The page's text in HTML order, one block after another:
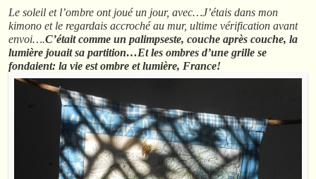
Le soleil et l’ombre ont joué un jour, avec…J’étais dans mon
kimono et le regardais accroché au mur, ultime vérification avant
envoi….C’était comme un palimpseste, couche après couche, la
lumière jouait sa partition…Et les ombres d’une grille se
fondaient: la vie est ombre et lumière, France!